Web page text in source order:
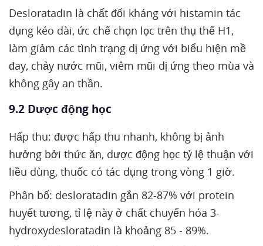
Desloratadin là chất đối kháng với histamin tác
dụng kéo dài, ức chế chọn lọc trên thụ thể H1,
làm giảm các tình trạng dị ứng với biểu hiện mề
đay, chảy nước mũi, viêm mũi dị ứng theo mùa và
không gây an thần.
9.2 Dược động học
Hấp thu: được hấp thu nhanh, không bị ảnh
hưởng bởi thức ăn, dược động học tỷ lệ thuận với
liều dùng, thuốc có tác dụng trong vòng 1 giờ.
Phân bố: desloratadin gắn 82-87% với protein
huyết tương, tỉ lệ này ở chất chuyển hóa 3-
hydroxydesloratadin là khoảng 85 - 89%.